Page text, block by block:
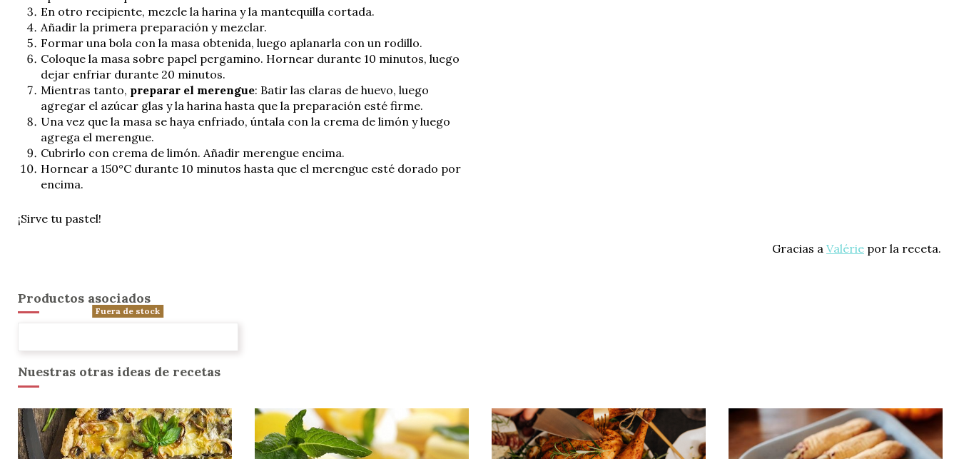
En otro recipiente, mezcle la harina y la mantequilla cortada.
Añadir la primera preparación y mezclar.
Formar una bola con la masa obtenida, luego aplanarla con un rodillo.
Coloque la masa sobre papel pergamino. Hornear durante 10 minutos, luego
dejar enfriar durante 20 minutos.
Mientras tanto, preparar el merengue: Batir las claras de huevo, luego
agregar el azúcar glas y la harina hasta que la preparación esté firme.
Una vez que la masa se haya enfriado, úntala con la crema de limón y luego
agrega el merengue.
Cubrirlo con crema de limón. Añadir merengue encima.
Hornear a 150°C durante 10 minutos hasta que el merengue esté dorado por
encima.
¡Sirve tu pastel!
Gracias a Valérie por la receta.
Productos asociados
Fuera de stock
Nuestras otras ideas de recetas